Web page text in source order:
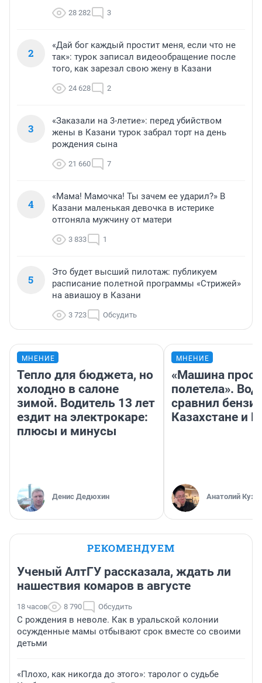
28 282 3
2
«Дай бог каждый простит меня, если что не
так»: турок записал видеообращение после
того, как зарезал свою жену в Казани
24 628 2
3
«Заказали на 3-летие»: перед убийством
жены в Казани турок забрал торт на день
рождения сына
21 660 7
4
«Мама! Мамочка! Ты зачем ее ударил?» В
Казани маленькая девочка в истерике
отгоняла мужчину от матери
3 833 1
5
Это будет высший пилотаж: публикуем
расписание полетной программы «Стрижей»
на авиашоу в Казани
3 723 Обсудить
МНЕНИЕ
Тепло для бюджета, но
холодно в салоне
зимой. Водитель 13 лет
ездит на электрокаре:
плюсы и минусы
Денис Дедюхин
МНЕНИЕ
«Машина
полетела».
сравнил
Казахстане и
Анатолий
РЕКОМЕНДУЕМ
Ученый АлтГУ рассказала, ждать ли
нашествия комаров в августе
18 часов 8 790 Обсудить
С рождения в неволе. Как в уральской колонии
осужденные мамы отбывают срок вместе со своими
детьми
«Плохо, как никогда до этого»: таролог о судьбе